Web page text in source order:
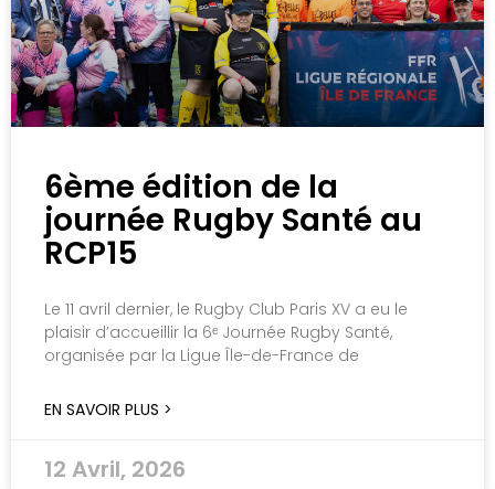
6ème édition de la
journée Rugby Santé au
RCP15
Le 11 avril dernier, le Rugby Club Paris XV a eu le
plaisir d’accueillir la 6ᵉ Journée Rugby Santé,
organisée par la Ligue Île-de-France de
EN SAVOIR PLUS >
12 Avril, 2026